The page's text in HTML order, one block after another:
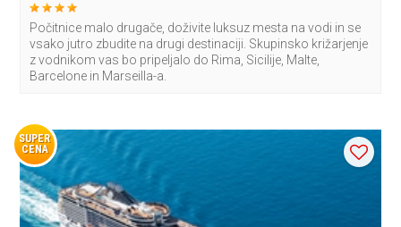
Počitnice malo drugače, doživite luksuz mesta na vodi in se
vsako jutro zbudite na drugi destinaciji. Skupinsko križarjenje
z vodnikom vas bo pripeljalo do Rima, Sicilije, Malte,
Barcelone in Marseilla-a.
SUPER
CENA